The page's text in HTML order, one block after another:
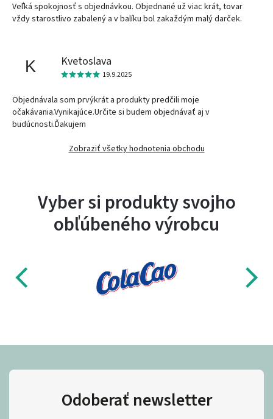
Veľká spokojnosť s objednávkou. Objednané už viac krát, tovar
vždy starostlivo zabalený a v balíku bol zakaždým malý darček.
K Kvetoslava
19.9.2025
Objednávala som prvýkrát a produkty predčili moje
očakávania.Vynikajúce.Určite si budem objednávať aj v
budúcnosti.Ďakujem
Zobraziť všetky hodnotenia obchodu
Vyber si produkty svojho
obľúbeného výrobcu
Odoberať newsletter